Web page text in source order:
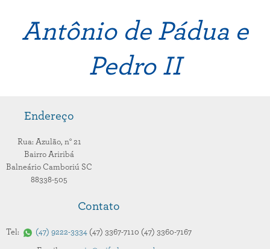
Antônio de Pádua e
Pedro II
Endereço
Rua: Azulão, n° 21
Bairro Ariribá
Balneário Camboriú SC
88338-505
Contato
Tel: 47 9222-3334 47 3367-7110 47 3360-7167